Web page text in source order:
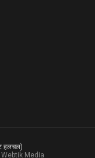
हलचल)
Media